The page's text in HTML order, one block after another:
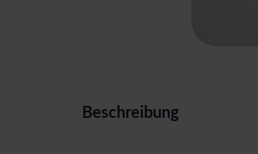
Beschreibung